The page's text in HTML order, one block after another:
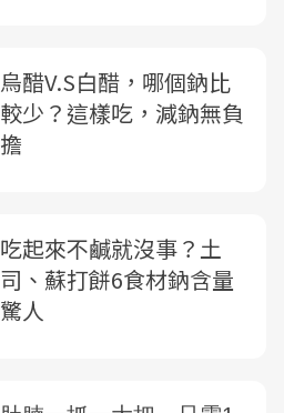
烏醋V.S白醋，哪個鈉比
較少？這樣吃，減鈉無負
擔
吃起來不鹹就沒事？土
司、蘇打餅6食材鈉含量
驚人